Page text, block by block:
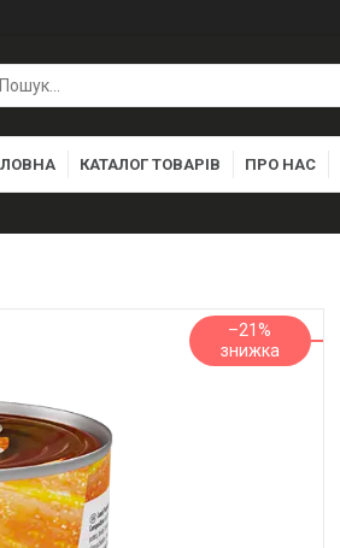
КАТАЛОГ ТОВАРІВ ПРО НАС
–21%